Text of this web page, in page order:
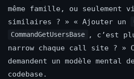
même famille, ou seulement
similaires ? » « Ajouter un
CommandGetUsersBase
, c’est
narrow chaque call site ? »
demandent un modèle mental
codebase.